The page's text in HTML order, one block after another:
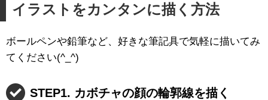
イラストをカンタンに描く方法
ボールペンや鉛筆など、好きな筆記具で気軽に描いてみ
てください(^_^)
STEP1. カボチャの顔の輪郭線を描く